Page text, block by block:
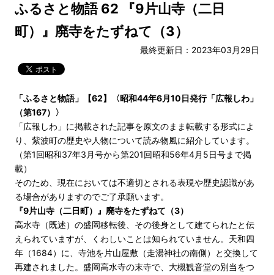
ふるさと物語 62 『9片山寺（二日
町）』廃寺をたずねて（3）
最終更新日：2023年03月29日
「ふるさと物語」【62】〈昭和44年6月10日発行「広報しわ」
（第167）〉
「広報しわ」に掲載された記事を原文のまま転載する形式によ
り、紫波町の歴史や人物について読み物風に紹介しています。
（第1回昭和37年3月号から第201回昭和56年4月5日号まで掲
載）
そのため、現在においては不適切とされる表現や歴史認識があ
る場合がありますのでご了承願います。
『9片山寺（二日町）』廃寺をたずねて（3）
高水寺（既述）の盛岡移転後、その後身として建てられたと伝
えられていますが、くわしいことは知られていません。天和四
年（1684）に、寺池を片山屋敷（走湯神社の南側）と交換して
再建されました。盛岡高水寺の末寺で、大槻観音堂の別当をつ